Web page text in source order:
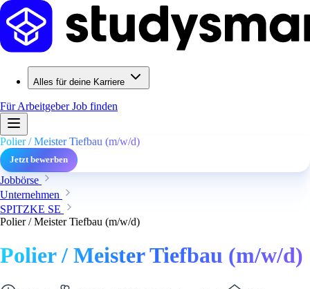
Alles für deine Karriere
Für ArbeitgeberJob finden
Polier / Meister Tiefbau (m/w/d)
Jetzt bewerben
Jobbörse
Unternehmen
SPITZKE SE
Polier / Meister Tiefbau (m/w/d)
Polier / Meister Tiefbau (m/w/d)